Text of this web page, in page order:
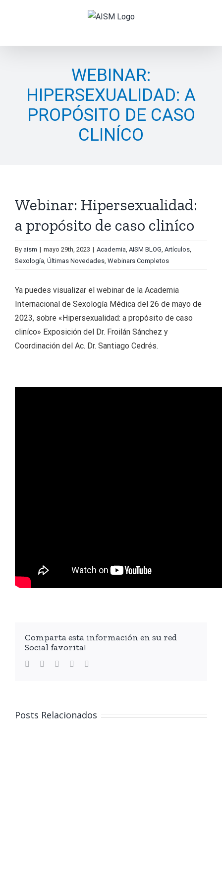
WEBINAR:
HIPERSEXUALIDAD: A
PROPÓSITO DE CASO
CLINÍCO
Webinar: Hipersexualidad:
a propósito de caso cliníco
By aism | mayo 29th, 2023 | Academia, AISM BLOG, Artículos,
Sexología, Últimas Novedades, Webinars Completos
Ya puedes visualizar el webinar de la Academia
Internacional de Sexología Médica del 26 de mayo de
2023, sobre «Hipersexualidad: a propósito de caso
cliníco» Exposición del Dr. Froilán Sánchez y
Coordinación del Ac. Dr. Santiago Cedrés.
Comparta esta información en su red
Social favorita!
facebook
twitter linkedinwhatsapp
Posts Relacionados